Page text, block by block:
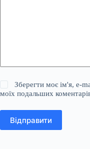
Зберегти моє ім'я, e-
моїх подальших
Відправити